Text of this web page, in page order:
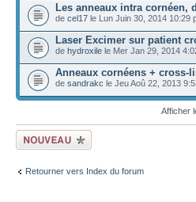
Les anneaux intra cornéen,
de cel17 le Lun Juin 30, 2014 10:29
Laser Excimer sur patient
de hydroxile le Mer Jan 29, 2014
Anneaux cornéens + cross-
de sandrakc le Jeu Aoû 22, 2013
Afficher
Ecrire un nouveau
sujet
Retourner vers Index du forum